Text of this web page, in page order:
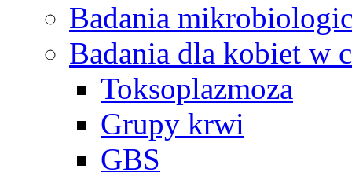
Badania
Badania dla kobiet w
Toksoplazmoza
Grupy krwi
GBS